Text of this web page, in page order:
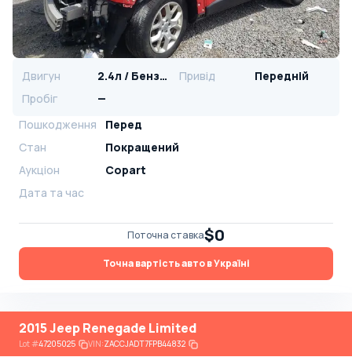
Двигун 2.4л / Бензин Привід
Передній
Пробіг
—
Пошкодження
Перед
Стан
Покращений
Аукціон
Copart
Дата та час
Поточна ставка$0
Точна вартість авто в Україні
2015 Jeep Renegade Limited
Lot#47205025 VIN:ZACCJADT7FPB44832